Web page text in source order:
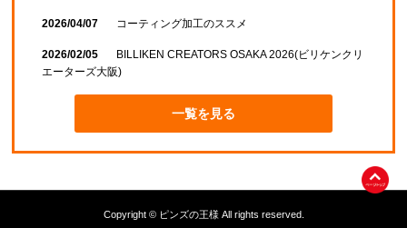
2026/04/07 コーティング加工のススメ
2026/02/05
BILLIKEN CREATORS OSAKA 2026(ビリケンクリ
エーターズ大阪)
一覧を見る
Copyright © ピンズの王様 All rights reserved.